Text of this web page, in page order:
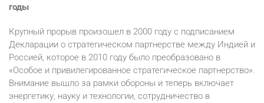
годы
Крупный прорыв произошел в 2000 году с подписанием
Декларации о стратегическом партнерстве между Индией и
Россией, которое в 2010 году было преобразовано в
«Особое и привилегированное стратегическое партнерство».
Внимание вышло за рамки обороны и теперь включает
энергетику, науку и технологии, сотрудничество в